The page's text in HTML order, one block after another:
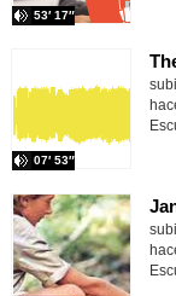
53′ 17″
07′ 53″